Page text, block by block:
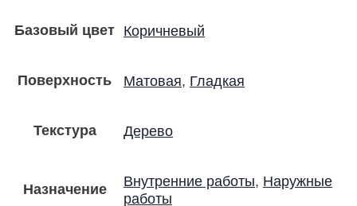
Базовый цвет Коричневый
Поверхность Матовая, Гладкая
Текстура Дерево
Назначение
Внутренние работы, Наружные
работы